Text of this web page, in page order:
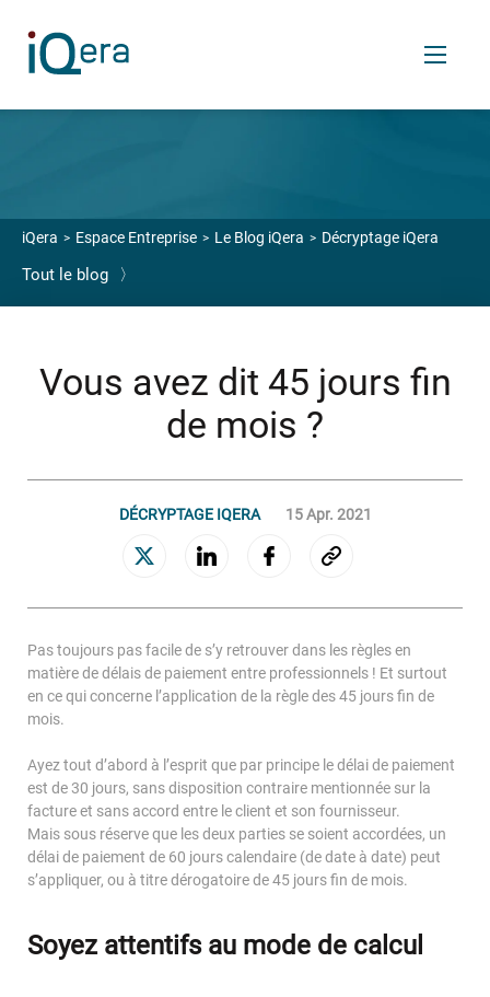
Services
VOS ENJEUX
Transférer votre back et middle-office finance
Logiciels de relance et recouvrement
Gestion des encours sains
Recouvrement amiable
Recouvrement judiciaire
Valorisation des portefeuilles
Le Groupe
NOS ENGAGEMENTS
NOTRE CULTURE
iQera Espace Entreprise Le Blog iQera Décryptage iQera
Tout le blog 〉
Vous avez dit 45 jours fin
de mois ?
DÉCRYPTAGE IQERA 15 Apr. 2021
Pas toujours pas facile de s’y retrouver dans les règles en
matière de délais de paiement entre professionnels ! Et surtout
en ce qui concerne l’application de la règle des 45 jours fin de
mois.
Ayez tout d’abord à l’esprit que par principe le délai de paiement
est de 30 jours, sans disposition contraire mentionnée sur la
facture et sans accord entre le client et son fournisseur.
Mais sous réserve que les deux parties se soient accordées, un
délai de paiement de 60 jours calendaire (de date à date) peut
s’appliquer, ou à titre dérogatoire de 45 jours fin de mois.
Soyez attentifs au mode de calcul